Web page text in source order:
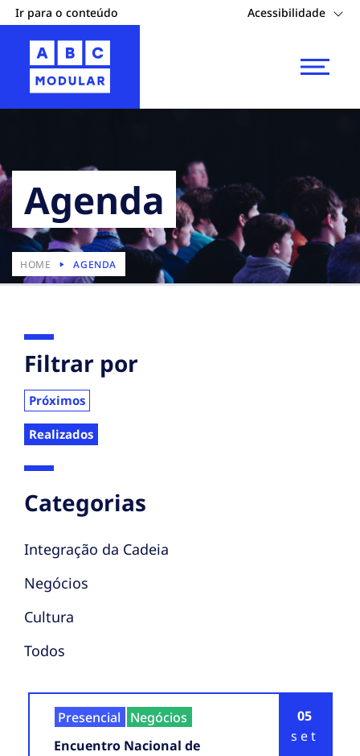
Ir para o conteúdo Acessibilidade
Agenda
HOME AGENDA
Filtrar por
Próximos
Realizados
Categorias
Integração da Cadeia
Negócios
Cultura
Todos
05
set
Presencial
Negócios
Encuentro Nacional de